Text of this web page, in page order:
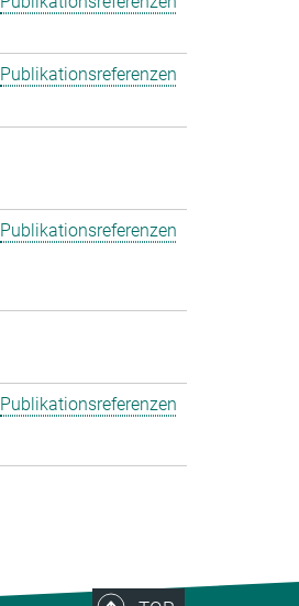
Publikationsreferenzen
Publikationsreferenzen
Publikationsreferenzen